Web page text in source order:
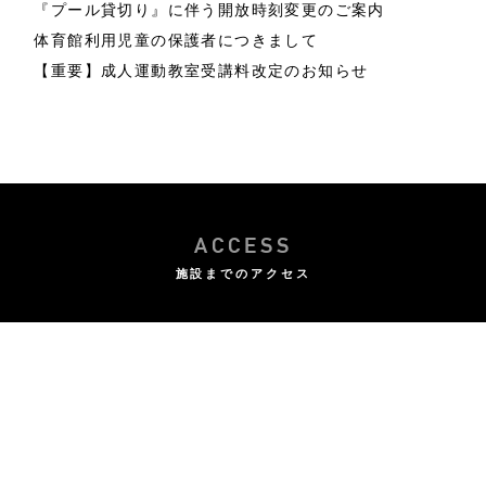
『プール貸切り』に伴う開放時刻変更のご案内
体育館利用児童の保護者につきまして
【重要】成人運動教室受講料改定のお知らせ
ACCESS
施設までのアクセス